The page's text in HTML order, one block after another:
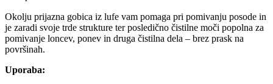
Okolju prijazna gobica iz lufe vam pomaga pri pomivanju posode in
je zaradi svoje trde strukture ter posledično čistilne moči popolna za
pomivanje loncev, ponev in druga čistilna dela – brez prask na
površinah.
Uporaba: